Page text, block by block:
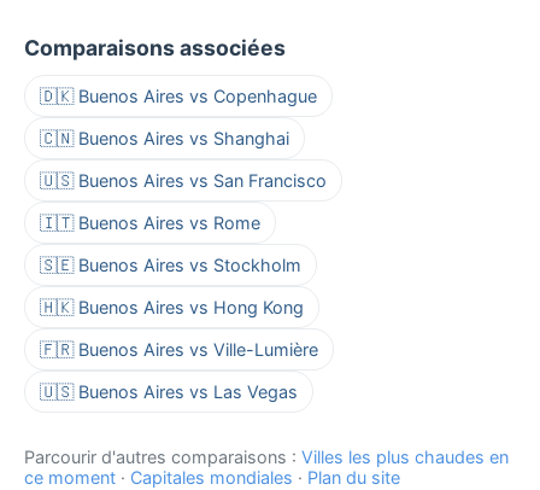
Comparaisons associées
🇩🇰 Buenos Aires vs Copenhague
🇨🇳 Buenos Aires vs Shanghai
🇺🇸 Buenos Aires vs San Francisco
🇮🇹 Buenos Aires vs Rome
🇸🇪 Buenos Aires vs Stockholm
🇭🇰 Buenos Aires vs Hong Kong
🇫🇷 Buenos Aires vs Ville-Lumière
🇺🇸 Buenos Aires vs Las Vegas
Parcourir d'autres comparaisons : Villes les plus chaudes en
ce moment · Capitales mondiales · Plan du site